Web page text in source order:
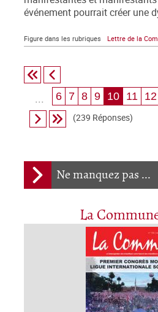
Ne manquez pas ...
La
événement pourrait créer une
Figure dans les rubriques Lettre de la
... 6 7 8 9 10 11 12
(239 Réponses)